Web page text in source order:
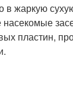
в жаркую
пластин,